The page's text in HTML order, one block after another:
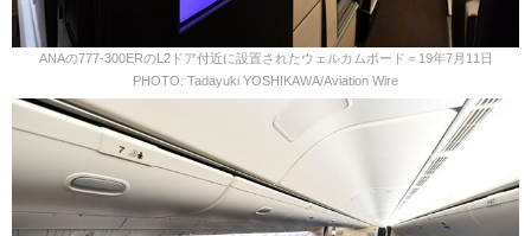
ANAの777-300ERのL2ドア付近に設置されたウェルカムボード＝19年7月11日
PHOTO: Tadayuki YOSHIKAWA/Aviation Wire